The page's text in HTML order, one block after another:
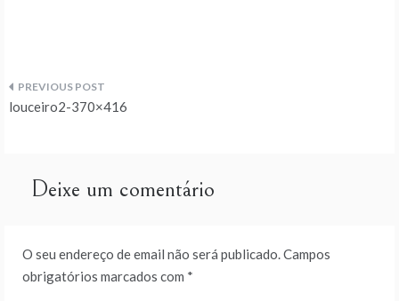
Navegação
artigos
louceiro2-370×416
Deixe um comentário
O seu endereço de email não será publicado.Campos
obrigatórios marcados com *